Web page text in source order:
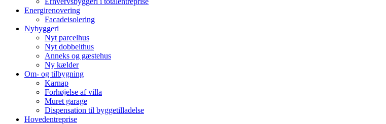
Energirenovering
Facadeisolering
Nybyggeri
Nyt parcelhus
Nyt dobbelthus
Anneks og gæstehus
Ny kælder
Om- og tilbygning
Karnap
Forhøjelse af villa
Muret garage
Dispensation til byggetilladelse
Hovedentreprise